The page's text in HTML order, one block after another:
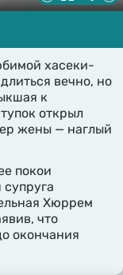
хасеки-
вечно, но
к
открыл
жены — наглый
покои
супруга
Хюррем
что
окончания